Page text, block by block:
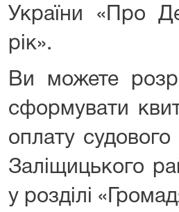
України «Про
рік».
Ви можете
сформувати
оплату
Заліщицького
у розділі